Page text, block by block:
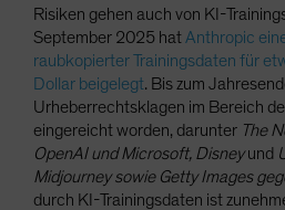
Risiken gehen auch von KI-
September 2025 hat Anthropic
raubkopierter Trainingsdaten für
Dollar beigelegt. Bis zum
Urheberrechtsklagen im Bereich
eingereicht worden, darunter The
OpenAI und Microsoft, Disneyund
Midjourney sowie Getty Images
durch KI-Trainingsdaten ist